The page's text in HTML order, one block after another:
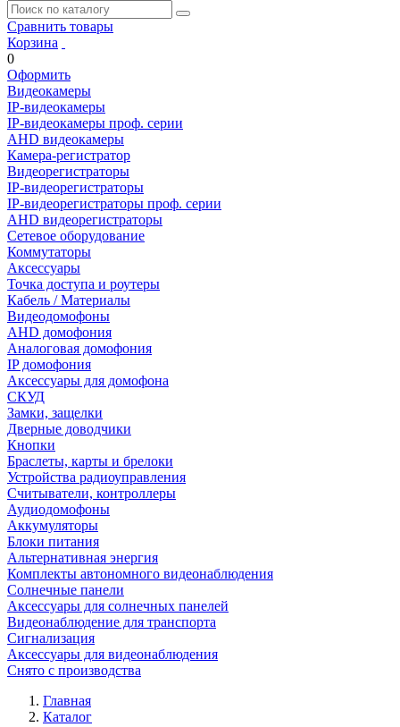
Сравнить товары
Корзина
0
Оформить
Видеокамеры
IP-видеокамеры
IP-видеокамеры проф. серии
AHD видеокамеры
Камера-регистратор
Видеорегистраторы
IP-видеорегистраторы
IP-видеорегистраторы проф. серии
AHD видеорегистраторы
Сетевое оборудование
Коммутаторы
Аксессуары
Точка доступа и роутеры
Кабель / Материалы
Видеодомофоны
AHD домофония
Аналоговая домофония
IP домофония
Аксессуары для домофона
СКУД
Замки, защелки
Дверные доводчики
Кнопки
Браслеты, карты и брелоки
Устройства радиоуправления
Считыватели, контроллеры
Аудиодомофоны
Аккумуляторы
Блоки питания
Альтернативная энергия
Комплекты автономного видеонаблюдения
Солнечные панели
Аксессуары для солнечных панелей
Видеонаблюдение для транспорта
Сигнализация
Аксессуары для видеонаблюдения
Снято с производства
Главная
Каталог